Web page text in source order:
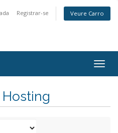
Registrar-se Veure Carro